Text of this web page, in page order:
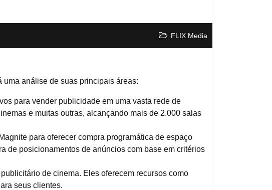
FLIX Media
análise de suas principais áreas:
para vender publicidade em uma vasta rede de
e muitas outras, alcançando mais de 2.000 salas
para oferecer compra programática de espaço
de posicionamentos de anúncios com base em critérios
de cinema. Eles oferecem recursos como
seus clientes.